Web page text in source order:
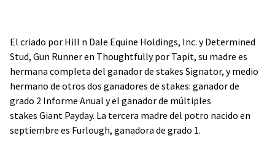
El criado por Hill n Dale Equine Holdings, Inc. y Determined
Stud, Gun Runner en Thoughtfully por Tapit, su madre es
hermana completa del ganador de stakes Signator, y medio
hermano de otros dos ganadores de stakes: ganador de
grado 2 Informe Anual y el ganador de múltiples
stakes Giant Payday. La tercera madre del potro nacido en
septiembre es Furlough, ganadora de grado 1.